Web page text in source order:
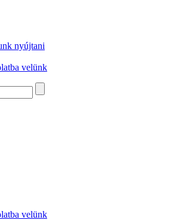
nyújtani
velünk
velünk